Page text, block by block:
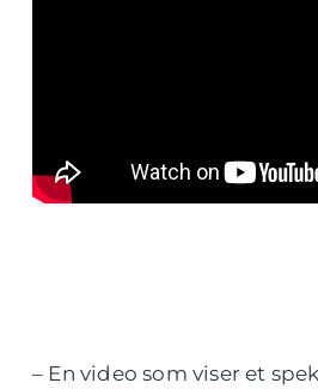
– En video som viser et